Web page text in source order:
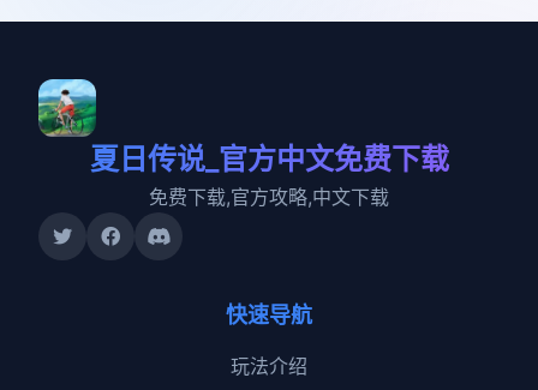
夏日传说_官方中文免费下载
免费下载,官方攻略,中文下载
快速导航
玩法介绍